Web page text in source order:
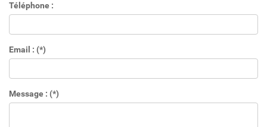
Téléphone :
Email : (*)
Message : (*)